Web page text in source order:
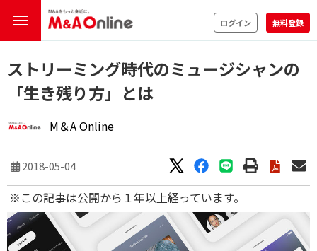
ログイン 無料登録
ストリーミング時代のミュージシャンの
「生き残り方」とは
M＆A Online
2018-05-04
※この記事は公開から１年以上経っています。